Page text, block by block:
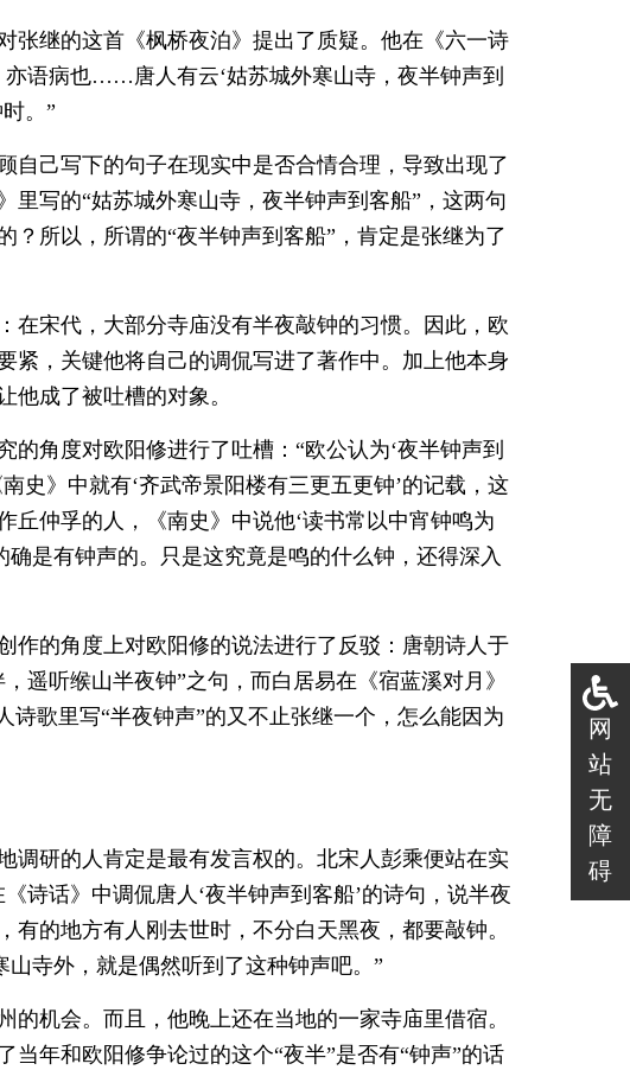
网
站
无
障
碍
张继的这首《枫桥夜泊》提出了质疑。他在《六一诗
语病也……唐人有云‘姑苏城外寒山寺，夜半钟声到
。”
自己写下的句子在现实中是否合情合理，导致出现了
里写的“姑苏城外寒山寺，夜半钟声到客船”，这两句
所以，所谓的“夜半钟声到客船”，肯定是张继为了
在宋代，大部分寺庙没有半夜敲钟的习惯。因此，欧
紧，关键他将自己的调侃写进了著作中。加上他本身
他成了被吐槽的对象。
角度对欧阳修进行了吐槽：“欧公认为‘夜半钟声到
史》中就有‘齐武帝景阳楼有三更五更钟’的记载，这
丘仲孚的人，《南史》中说他‘读书常以中宵钟鸣为
是有钟声的。只是这究竟是鸣的什么钟，还得深入
作的角度上对欧阳修的说法进行了反驳：唐朝诗人于
遥听缑山半夜钟”之句，而白居易在《宿蓝溪对月》
诗歌里写“半夜钟声”的又不止张继一个，怎么能因为
调研的人肯定是最有发言权的。北宋人彭乘便站在实
诗话》中调侃唐人‘夜半钟声到客船’的诗句，说半夜
的地方有人刚去世时，不分白天黑夜，都要敲钟。
山寺外，就是偶然听到了这种钟声吧。”
的机会。而且，他晚上还在当地的一家寺庙里借宿。
年和欧阳修争论过的这个“夜半”是否有“钟声”的话